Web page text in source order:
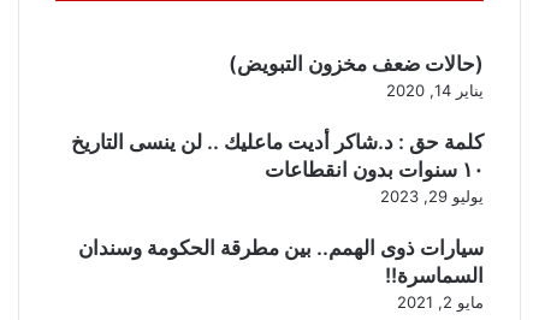
(حالات ضعف مخزون التبويض)
يناير 14, 2020
كلمة حق : د.شاكر أديت ماعليك .. لن ينسى التاريخ
١٠ سنوات بدون انقطاعات
يوليو 29, 2023
سيارات ذوى الهمم.. بين مطرقة الحكومة وسندان
السماسرة!!
مايو 2, 2021